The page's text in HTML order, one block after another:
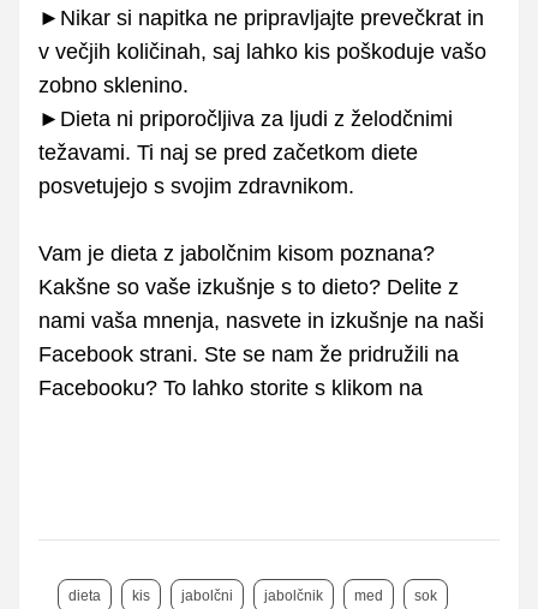
►Nikar si napitka ne pripravljajte prevečkrat in
v večjih količinah, saj lahko kis poškoduje vašo
zobno sklenino.
►Dieta ni priporočljiva za ljudi z želodčnimi
težavami. Ti naj se pred začetkom diete
posvetujejo s svojim zdravnikom.
Vam je dieta z jabolčnim kisom poznana?
Kakšne so vaše izkušnje s to dieto? Delite z
nami vaša mnenja, nasvete in izkušnje na naši
Facebook strani. Ste se nam že pridružili na
Facebooku? To lahko storite s klikom na
dieta kis jabolčni jabolčnik med sok